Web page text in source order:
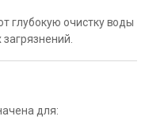
глубокую очистку воды
для: